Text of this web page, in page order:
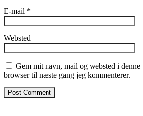
E-mail *
Websted
Gem mit navn, mail og websted i denne
browser til næste gang jeg kommenterer.